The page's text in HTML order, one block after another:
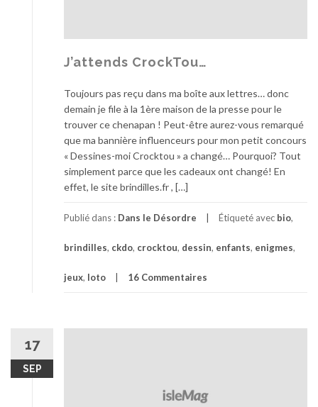
J’attends CrockTou…
Toujours pas reçu dans ma boîte aux lettres… donc
demain je file à la 1ère maison de la presse pour le
trouver ce chenapan ! Peut-être aurez-vous remarqué
que ma bannière influenceurs pour mon petit concours
« Dessines-moi Crocktou » a changé… Pourquoi? Tout
simplement parce que les cadeaux ont changé! En
effet, le site brindilles.fr , […]
Publié dans : Dans le Désordre Étiqueté avec bio,
brindilles, ckdo, crocktou, dessin, enfants, enigmes,
jeux, loto 16 Commentaires
17
SEP